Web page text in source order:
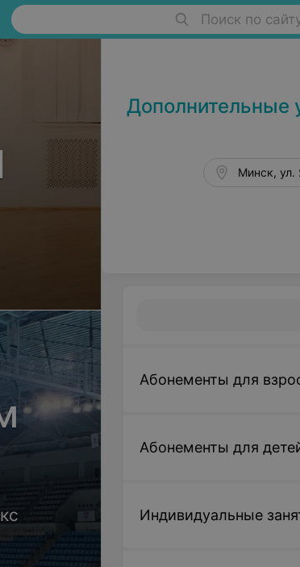
Поиск по
Школы танцев в Минске
Дополнительные
Минск, ул.
Абонементы для
Абонементы для
Индивидуальные